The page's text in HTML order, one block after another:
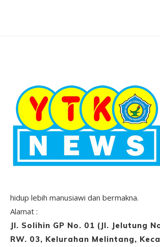
hidup lebih manusiawi dan bermakna.
Alamat :
Jl. Solihin GP No. 01 (Jl. Jelutung
RW. 03, Kelurahan Melintang,